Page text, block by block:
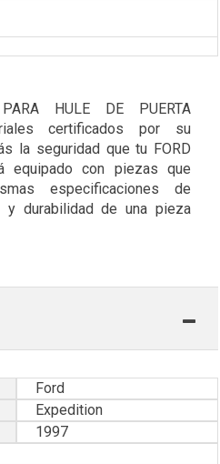
HULE DE PUERTA
certificados por su
la seguridad que tu FORD
equipado con piezas que
especificaciones de
y durabilidad de una pieza
Ford
Expedition
1997